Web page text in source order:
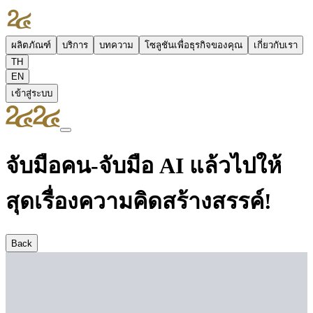
ผลิตภัณฑ์ บริการ บทความ โซลูชันเพื่อธุรกิจของคุณ
เกี่ยวกับเรา
TH
EN
เข้าสู่ระบบ
จับมือคน-จับมือ AI แล้วไปให้
สุดเรื่องความคิดสร้างสรรค์!
Back